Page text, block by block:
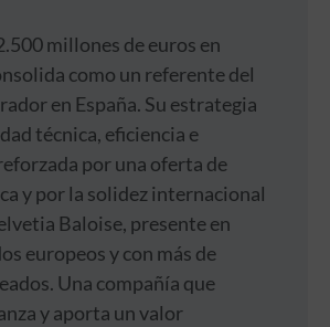
millones de euros en
como un referente del
en España. Su estrategia
técnica, eficiencia e
por una oferta de
y por la solidez internacional
Baloise, presente en
europeos y con más de
Una compañía que
y aporta un valor